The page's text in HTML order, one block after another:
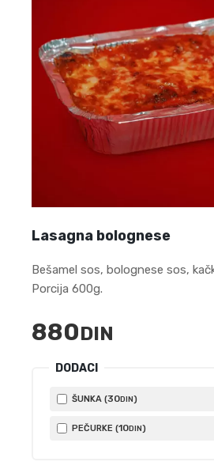
Lasagna bolognese
Bešamel sos, bolognese sos,
Porcija 600g.
880DIN
DODACI
ŠUNKA (30DIN)
PEČURKE (10DIN)